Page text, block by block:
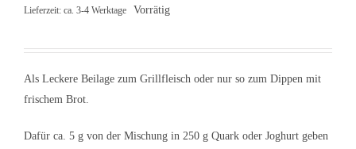
Lieferzeit: ca. 3-4 Werktage Vorrätig
Als Leckere Beilage zum Grillfleisch oder nur so zum Dippen mit
frischem Brot.
Dafür ca. 5 g von der Mischung in 250 g Quark oder Joghurt geben